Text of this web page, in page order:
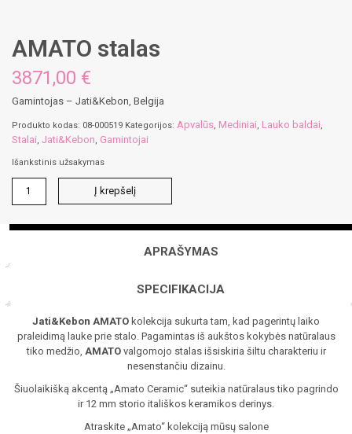
AMATO stalas
3871,00 €
Gamintojas – Jati&Kebon, Belgija
Produkto kodas: 08-000519 Kategorijos: Apvalūs Mediniai Lauko baldai
Stalai Jati&Kebon Gamintojai
Išankstinis užsakymas
kiekis:
stalas
Į krepšelį
APRAŠYMAS
SPECIFIKACIJA
Jati&Kebon AMATO kolekcija sukurta tam, kad pagerintų laiko
praleidimą lauke prie stalo. Pagamintas iš aukštos kokybės natūralaus
tiko medžio, AMATOvalgomojo stalas išsiskiria šiltu charakteriu ir
nesenstančiu dizainu.
Šiuolaikišką akcentą „Amato Ceramic“ suteikia natūralaus tiko pagrindo
ir 12 mm storio itališkos keramikos derinys.
Atraskite „Amato“ kolekciją mūsų salone